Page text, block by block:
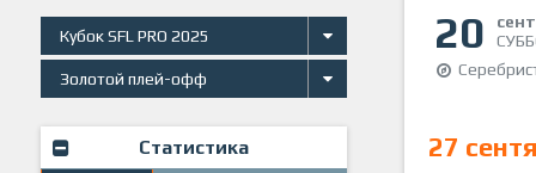
Кубок SFL PRO 2025
Золотой плей-офф
Статистика
20
27